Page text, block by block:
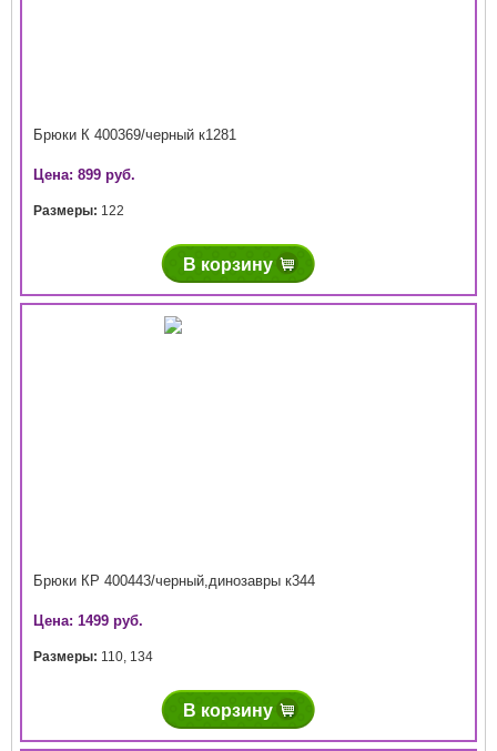
Брюки К 400369/черный к1281
Цена: 899 руб.
Размеры: 122
В корзину
Брюки КР 400443/черный,динозавры к344
Цена: 1499 руб.
Размеры: 110, 134
В корзину